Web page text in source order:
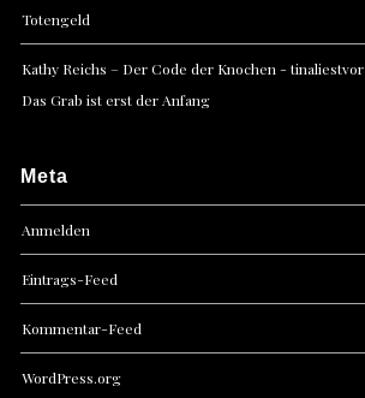
Totengeld
Kathy Reichs – Der Code der Knochen - tinaliestvor
Das Grab ist erst der Anfang
Meta
Anmelden
Eintrags-Feed
Kommentar-Feed
WordPress.org